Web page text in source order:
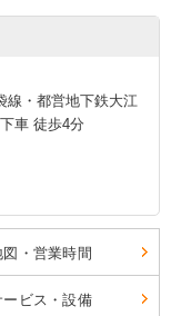
線・都営地下鉄大江
車 徒歩4分
図・営業時間
ービス・設備